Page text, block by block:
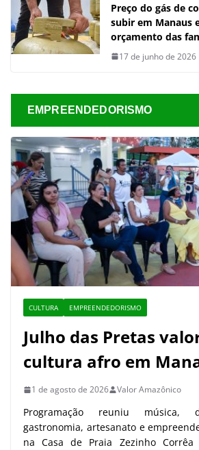
Preço do gás de
subir em Manaus
orçamento das
17 de junho de 2026
EMPREENDEDORISMO
CULTURA EMPREENDEDORISMO
Julho das Pretas
cultura afro em
1 de agosto de 2026 Valor Amazônico
Programação reuniu música,
gastronomia, artesanato e
na Casa de Praia Zezinho Corrêa